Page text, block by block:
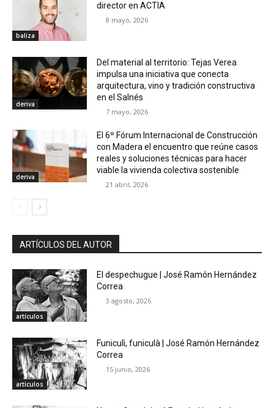
baliza
director en ACTIA
8 mayo, 2026
deriva
Del material al territorio: Tejas Verea
impulsa una iniciativa que conecta
arquitectura, vino y tradición constructiva
en el Salnés
7 mayo, 2026
deriva
El 6º Fórum Internacional de Construcción
con Madera el encuentro que reúne casos
reales y soluciones técnicas para hacer
viable la vivienda colectiva sostenible
21 abril, 2026
ARTÍCULOS DEL AUTOR
artículos
El despechugue | José Ramón Hernández
Correa
3 agosto, 2026
artículos
Funiculì, funiculà | José Ramón Hernández
Correa
15 junio, 2026